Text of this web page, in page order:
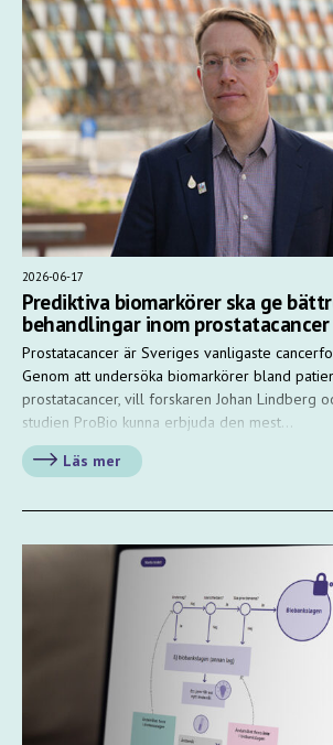
2026-06-17
Prediktiva biomarkörer ska ge
behandlingar inom prostatacancer
Prostatacancer är Sveriges vanligaste
Genom att undersöka biomarkörer bland
prostatacancer, vill forskaren Johan Lindberg
studien ProBio kunna erbjuda den mest…
Läs mer